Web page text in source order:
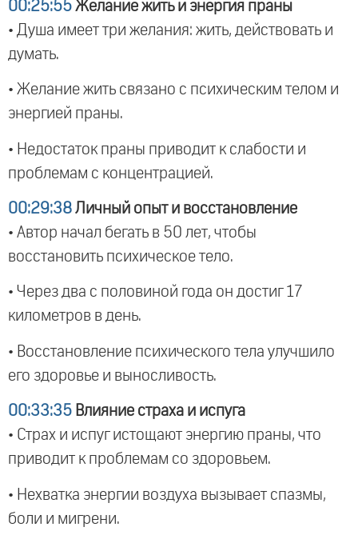
00:25:55 Желание жить и энергия праны
• Душа имеет три желания: жить, действовать и
думать.
• Желание жить связано с психическим телом и
энергией праны.
• Недостаток праны приводит к слабости и
проблемам с концентрацией.
00:29:38 Личный опыт и восстановление
• Автор начал бегать в 50 лет, чтобы
восстановить психическое тело.
• Через два с половиной года он достиг 17
километров в день.
• Восстановление психического тела улучшило
его здоровье и выносливость.
00:33:35 Влияние страха и испуга
• Страх и испуг истощают энергию праны, что
приводит к проблемам со здоровьем.
• Нехватка энергии воздуха вызывает спазмы,
боли и мигрени.